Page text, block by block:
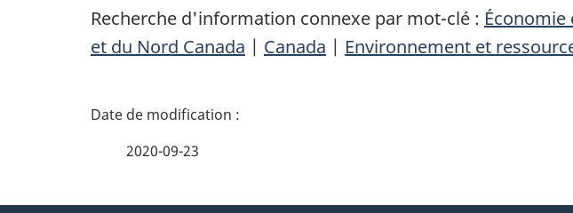
Recherche d'information connexe par mot-clé :
et du Nord Canada | Canada | Environnement et
D
2020-09-23